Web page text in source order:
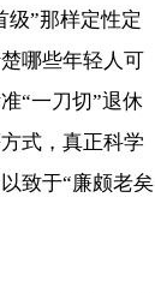
级”那样定性定
哪些年轻人可
“一刀切”退休
式，真正科学
致于“廉颇老矣